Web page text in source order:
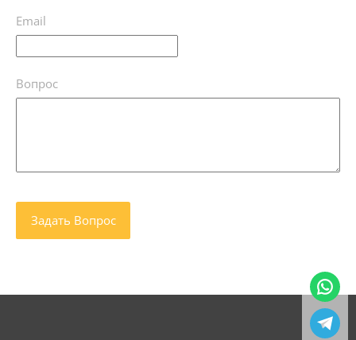
Email
Вопрос